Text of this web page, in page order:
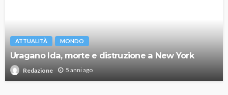
ATTUALITÀ MONDO
Uragano Ida, morte e distruzione a New York
Redazione 5 anni ago